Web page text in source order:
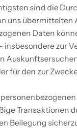
sind die
uns übermittelten
Daten
zur
für den zur
Beilegung